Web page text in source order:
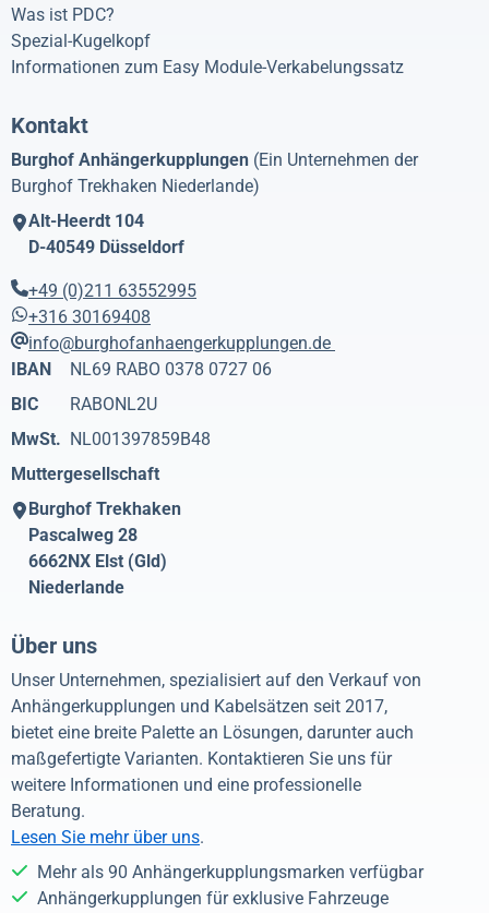
Was ist PDC?
Spezial-Kugelkopf
Informationen zum Easy Module-Verkabelungssatz
Kontakt
Burghof Anhängerkupplungen (Ein Unternehmen der
Burghof Trekhaken Niederlande)
Alt-Heerdt 104
D-40549 Düsseldorf
+49 (0)211 63552995
+316 30169408
info@burghofanhaengerkupplungen.de
IBAN
NL69 RABO 0378 0727 06
BIC
RABONL2U
MwSt. NL001397859B48
Muttergesellschaft
Burghof Trekhaken
Pascalweg 28
6662NX Elst (Gld)
Niederlande
Über uns
Unser Unternehmen, spezialisiert auf den Verkauf von
Anhängerkupplungen und Kabelsätzen seit 2017,
bietet eine breite Palette an Lösungen, darunter auch
maßgefertigte Varianten. Kontaktieren Sie uns für
weitere Informationen und eine professionelle
Beratung.
Lesen Sie mehr über uns.
Mehr als 90 Anhängerkupplungsmarken verfügbar
Anhängerkupplungen für exklusive Fahrzeuge